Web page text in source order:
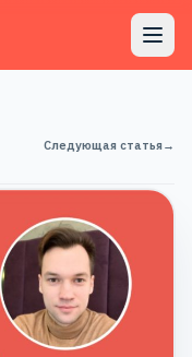
Следующая статья→